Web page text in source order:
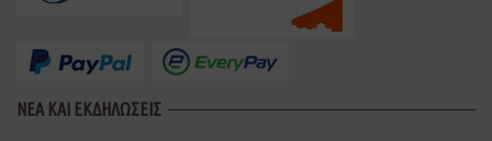
ΝΕΑ ΚΑΙ ΕΚΔΗΛΩΣΕΙΣ